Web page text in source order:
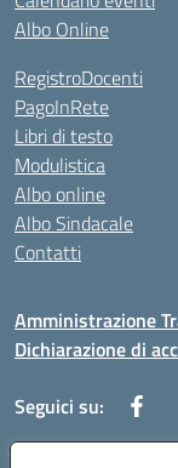
Albo Online
RegistroDocenti
PagoInRete
Libri di testo
Modulistica
Albo online
Albo Sindacale
Contatti
Amministrazione
Dichiarazione di
Seguici su: